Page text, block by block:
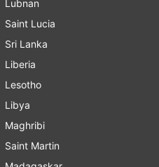
Lubnan
Saint Lucia
Sri Lanka
Liberia
Lesotho
Libya
Maghribi
Saint Martin